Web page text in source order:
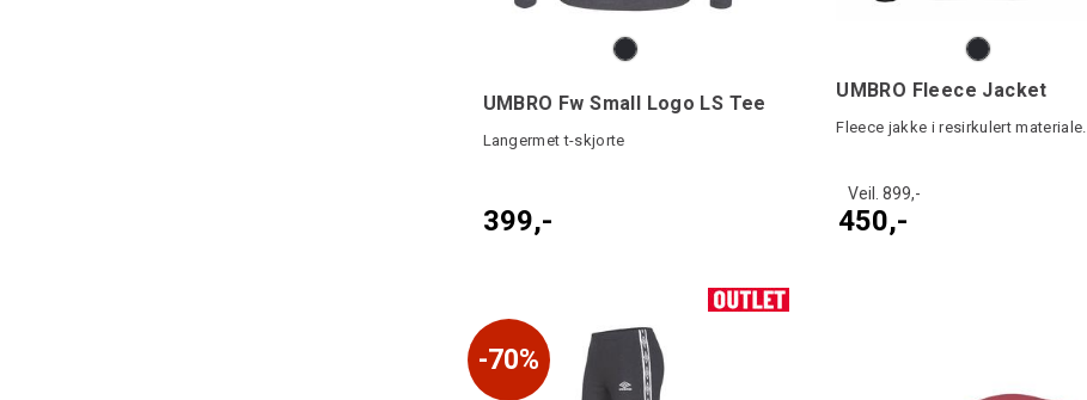
UMBRO Fw Small Logo LS Tee
Langermet t-skjorte
399,-
UMBRO Fleece Jacket
Fleece jakke i resirkulert materiale.
Veil. 899,-
450,-
70%